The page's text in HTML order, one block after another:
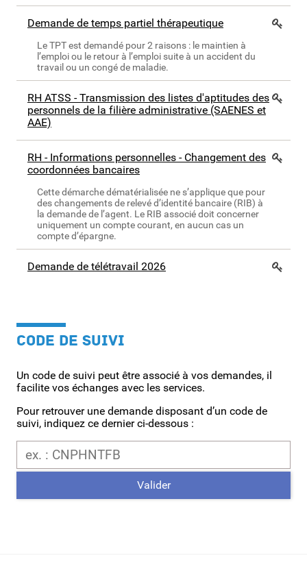
CODE DE SUIVI
Un code de suivi peut être associé à vos demandes, il
facilite vos échanges avec les services.
Pour retrouver une demande disposant d’un code de
suivi, indiquez ce dernier ci-dessous :
Valider
Demande de temps partiel thérapeutique
Le TPT est demandé pour 2 raisons : le maintien à
l’emploi ou le retour à l’emploi suite à un accident du
travail ou un congé de maladie.
RH ATSS - Transmission des listes d'aptitudes des
personnels de la filière administrative (SAENES et
AAE)
RH - Informations personnelles - Changement des
coordonnées bancaires
Cette démarche dématérialisée ne s’applique que pour
des changements de relevé d’identité bancaire (RIB) à
la demande de l’agent. Le RIB associé doit concerner
uniquement un compte courant, en aucun cas un
compte d’épargne.
Demande de télétravail 2026